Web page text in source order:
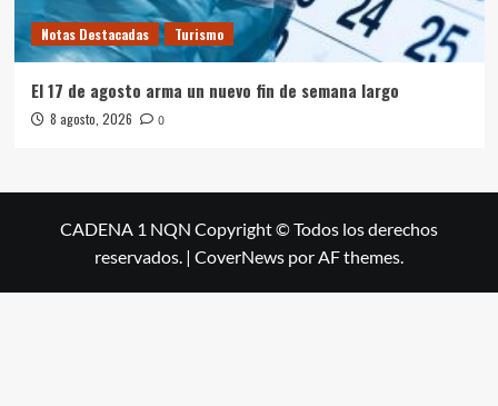
Notas Destacadas Turismo
El 17 de agosto arma un nuevo fin de semana largo
8 agosto, 2026 0
CADENA 1 NQN Copyright © Todos los derechos
reservados. | CoverNews por AF themes.